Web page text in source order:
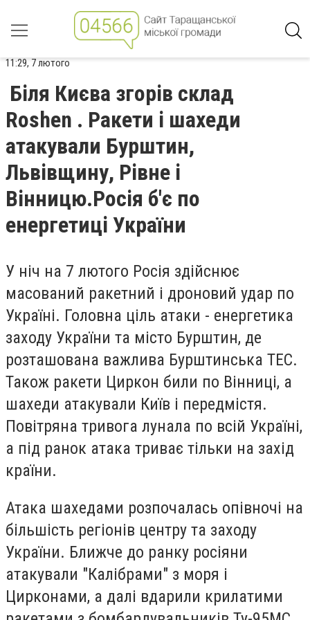
11:29, 7 лютого
Біля Києва згорів склад
Roshen . Ракети і шахеди
атакували Бурштин,
Львівщину, Рівне і
Вінницю.Росія б'є по
енергетиці України
У ніч на 7 лютого Росія здійснює
масований ракетний і дроновий удар по
Україні. Головна ціль атаки - енергетика
заходу України та місто Бурштин, де
розташована важлива Бурштинська ТЕС.
Також ракети Циркон били по Вінниці, а
шахеди атакували Київ і передмістя.
Повітряна тривога лунала по всій Україні,
а під ранок атака триває тільки на захід
країни.
Атака шахедами розпочалась опівночі на
більшість регіонів центру та заходу
України. Ближче до ранку росіяни
атакували "Калібрами" з моря і
Цирконами, а далі вдарили крилатими